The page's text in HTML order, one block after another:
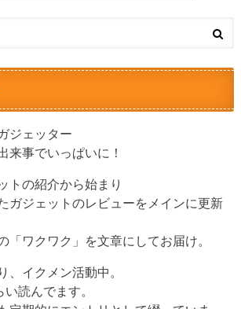
ジェッター
来事でいっぱいに！
トの紹介から始まり
ガジェットのレビューをメインに更新
「ワクワク」を文章にしてお届け。
、イクメン活動中。
読んでます。